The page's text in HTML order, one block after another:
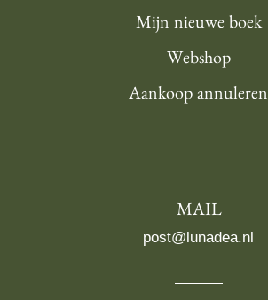
Mijn nieuwe boek
Webshop
Aankoop annuleren
MAIL
post@lunadea.nl